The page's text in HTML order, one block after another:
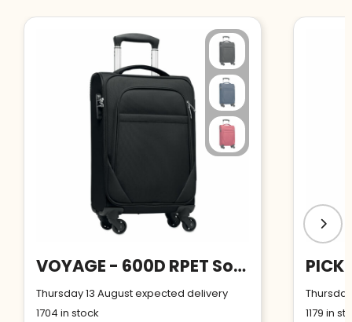
VOYAGE - 600D RPET Soft trolley
Thursday 13 August expected delivery
1704 in stock
1179 in